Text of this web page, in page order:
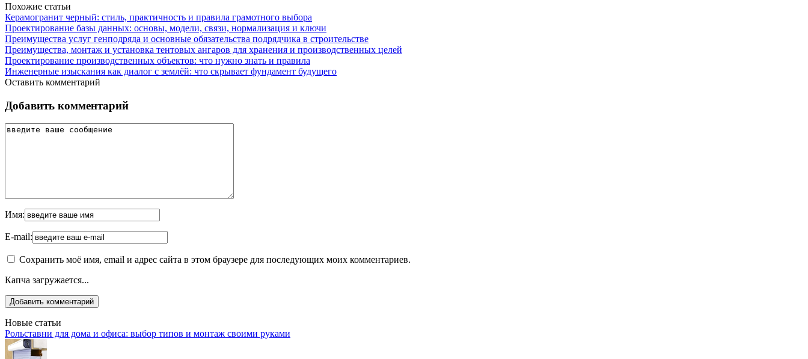
Похожие статьи
Керамогранит черный: стиль, практичность и правила грамотного выбора
Проектирование базы данных: основы, модели, связи, нормализация и ключи
Преимущества услуг генподряда и основные обязательства подрядчика в строительстве
Преимущества, монтаж и установка тентовых ангаров для хранения и производственных целей
Проектирование производственных объектов: что нужно знать и правила
Инженерные изыскания как диалог с землёй: что скрывает фундамент будущего
Оставить комментарий
Добавить комментарий
Имя:
E-mail:
Сохранить моё имя, email и адрес сайта в этом браузере для последующих моих комментариев.
Капча загружается...
Новые статьи
Рольставни для дома и офиса: выбор типов и монтаж своими руками